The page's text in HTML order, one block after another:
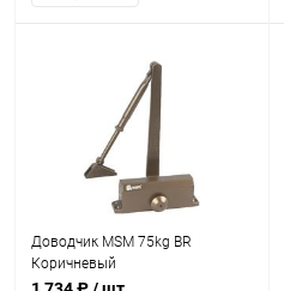
Доводчик MSM 75kg BR
Коричневый